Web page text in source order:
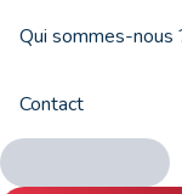
Qui sommes-nous
Contact
moments